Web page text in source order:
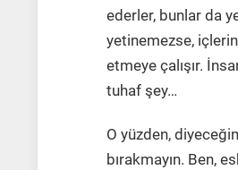
ederler, bunlar da
yetinemezse,
etmeye çalışır.
tuhaf şey…
O yüzden,
bırakmayın. Ben,